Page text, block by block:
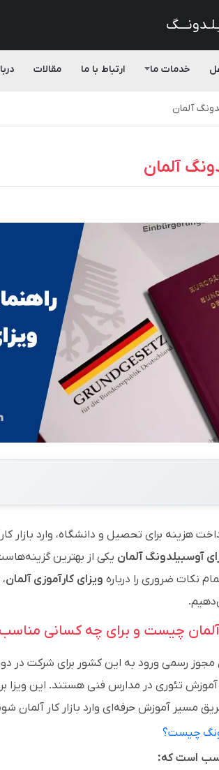
خدمات ما ارتباط با ما مقالات
آلمان
آلمان
هزینه برای تحصیل و دانشگاه، وارد
آوسبیلدونگ آلمان یکی از بهترین
نکات ضروری را درباره ویزای کارآموزی آلمان
آلمان چیست و برای چه کسانی
مجوز رسمی ورود به این کشور برای شرکت در
تئوری در مدارس فنی هستند. این ویزا
مسیر آموزش حرفه‌ای وارد بازار کار آلمان
چیست؟
است که: